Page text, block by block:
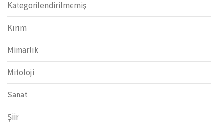
Kategorilendirilmemiş
Kırım
Mimarlık
Mitoloji
Sanat
Şiir